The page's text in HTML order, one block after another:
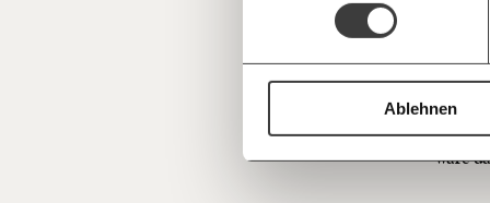
Ablehnen
hat.
Sie
oder
wäre